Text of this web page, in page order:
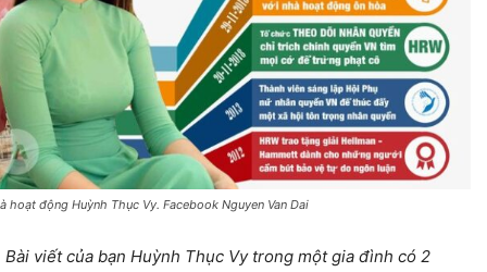
hoạt động Huỳnh Thục Vy. Facebook Nguyen Van Dai
Bài viết của bạn Huỳnh Thục Vy trong một gia đình có 2